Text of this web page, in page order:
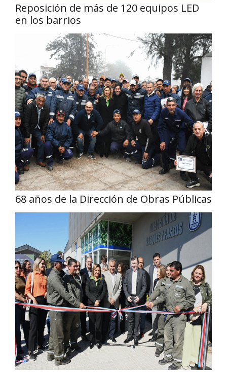
Reposición de más de 120 equipos LED
en los barrios
68 años de la Dirección de Obras Públicas